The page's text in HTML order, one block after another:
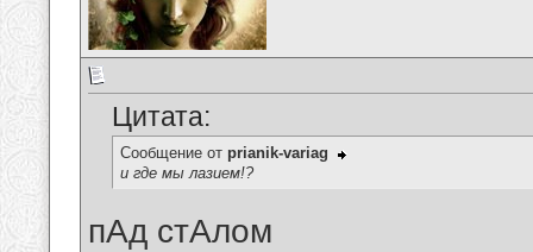
Цитата:
Сообщение от prianik-variag
и где мы лазием!?
пАд стАлом